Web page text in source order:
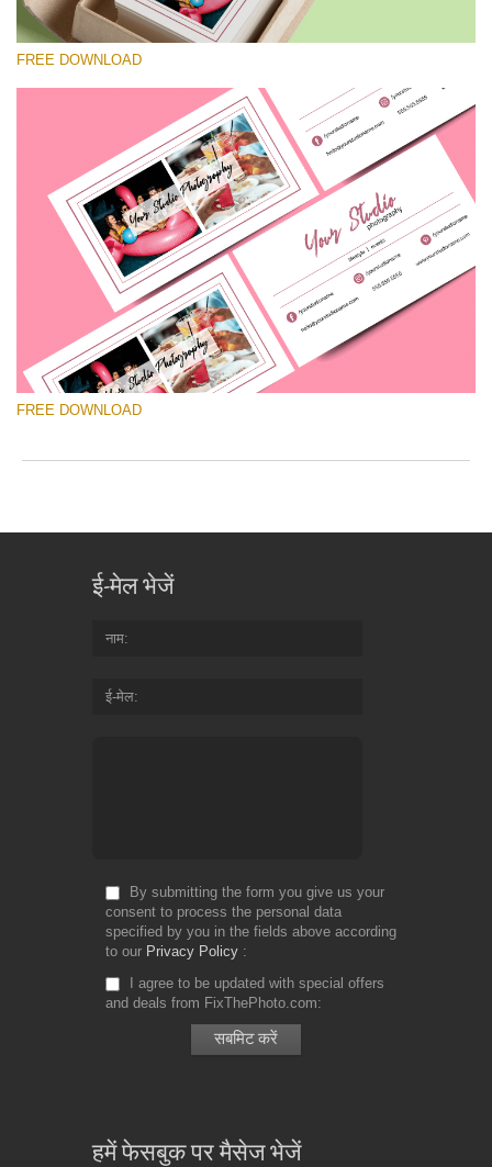
कृपया चुने
Free Template #3
Pricing Guide Template
मुफ्त डाउनलोड
FREE DOWNLOAD
FREE DOWNLOAD
ई-मेल भेजें
नाम
ई-मेल
By submitting the form you give us your
consent to process the personal data
specified by you in the fields above according
to our Privacy Policy
I agree to be updated with special offers
and deals from FixThePhoto.com
हमें फेसबुक पर मैसेज भेजें